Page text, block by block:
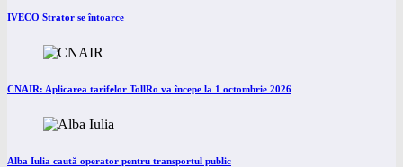
IVECO Strator se întoarce
CNAIR: Aplicarea tarifelor TollRo va începe la 1 octombrie 2026
Alba Iulia caută operator pentru transportul public